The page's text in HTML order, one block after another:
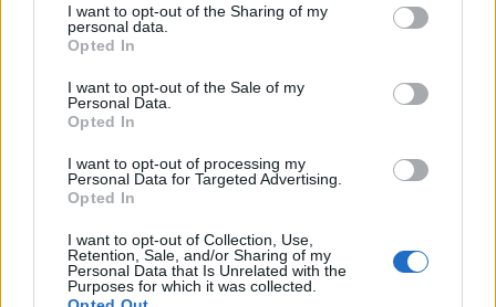
I want to opt-out of the Sharing of my
personal data.
Opted In
I want to opt-out of the Sale of my
Personal Data.
Opted In
I want to opt-out of processing my
Personal Data for Targeted Advertising.
Opted In
I want to opt-out of Collection, Use,
Retention, Sale, and/or Sharing of my
Personal Data that Is Unrelated with the
Purposes for which it was collected.